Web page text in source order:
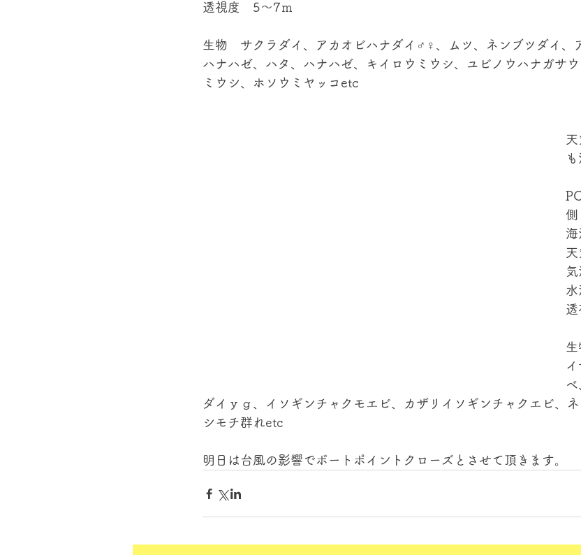
透視度　5～7ｍ
生物　サクラダイ、アカオビハナダイ♂♀、ムツ、ネンブツダイ、
ハナハゼ、ハタ、ハナハゼ、キイロウミウシ、ユビノウハナガサ
ミウシ、ホソウミヤッコetc
側
海
透
生
ダイｙｇ、イソギンチャクモエビ、カザリイソギンチャクエビ、
シモチ群れetc
明日は台風の影響でボートポイントクローズとさせて頂きます。